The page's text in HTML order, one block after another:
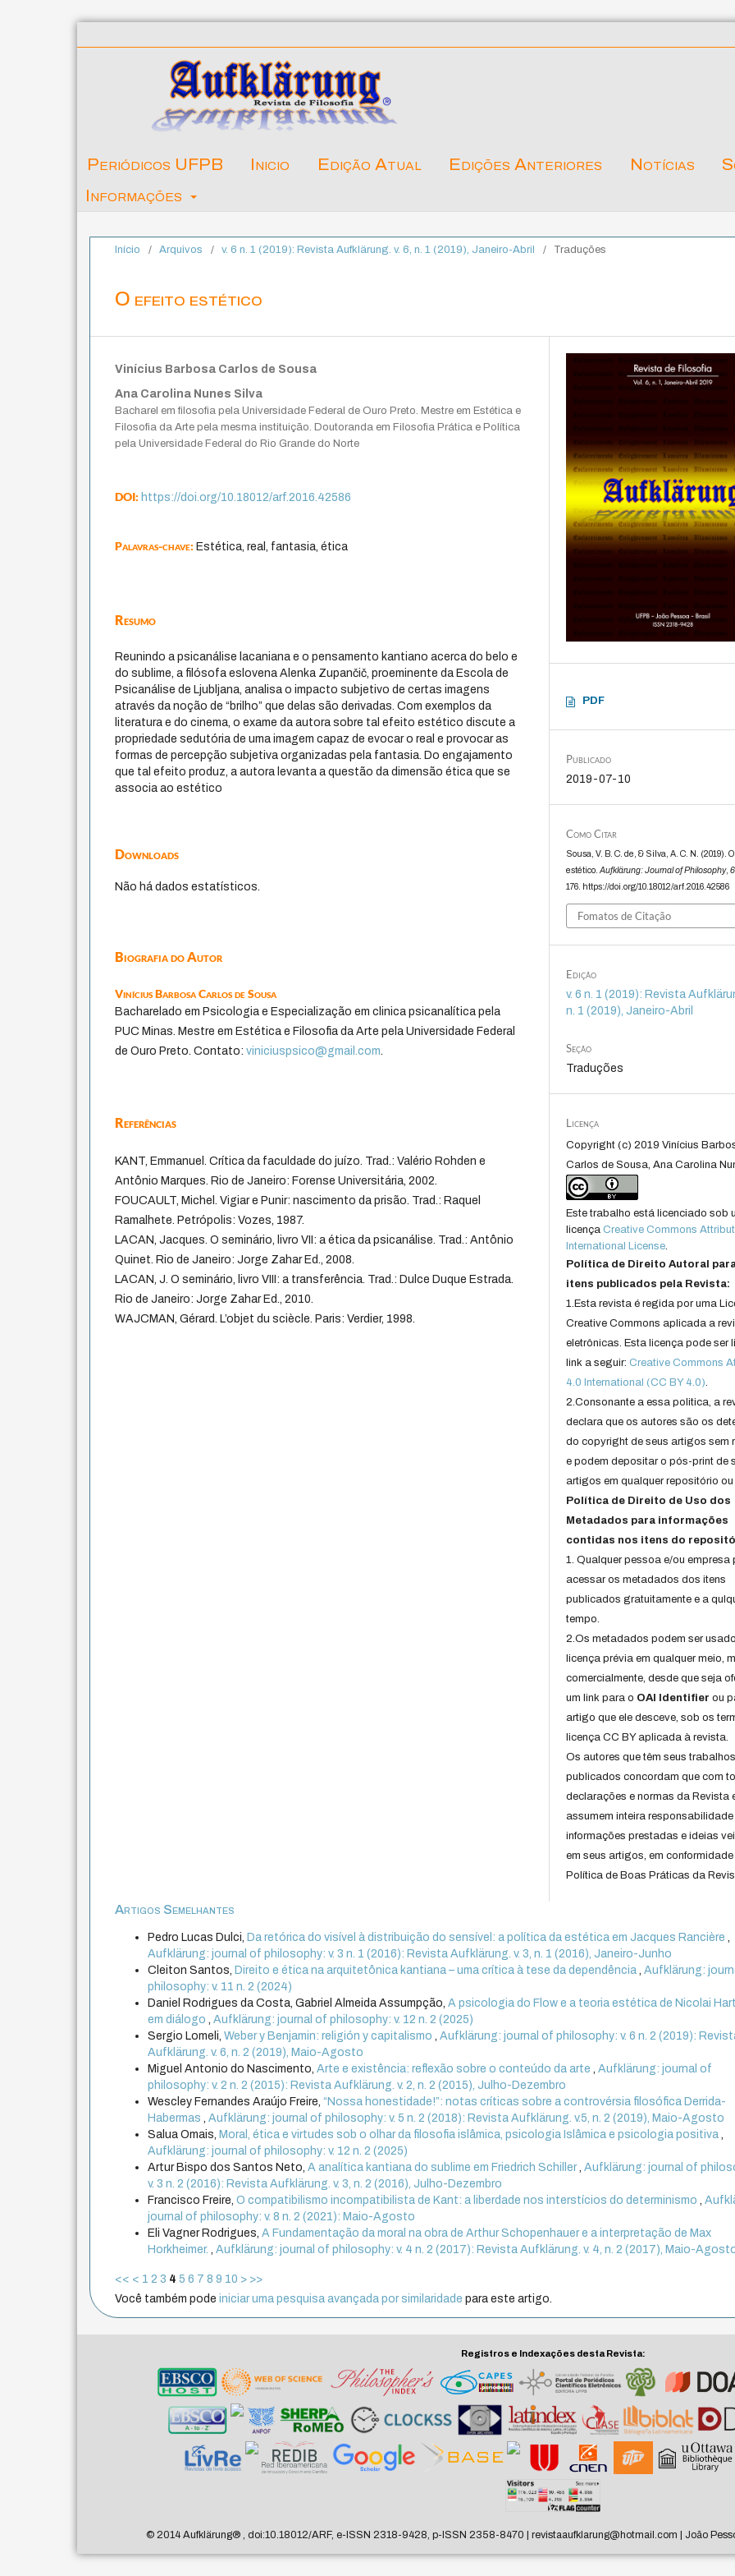
Periódicos UFPB Inicio Edição Atual Edições Anteriores Notícias
Informações
Início / Arquivos / v. 6 n. 1 (2019): Revista Aufklärung. v. 6, n. 1 (2019), Janeiro-Abril / Traduções
O efeito estético
Vinícius Barbosa Carlos de Sousa
Ana Carolina Nunes Silva
Bacharel em filosofia pela Universidade Federal de Ouro Preto. Mestre em Estética e
Filosofia da Arte pela mesma instituição. Doutoranda em Filosofia Prática e Política
pela Universidade Federal do Rio Grande do Norte
DOI:https://doi.org/10.18012/arf.2016.42586
Palavras-chave:Estética, real, fantasia, ética
Resumo
Reunindo a psicanálise lacaniana e o pensamento kantiano acerca do belo e
do sublime, a filósofa eslovena Alenka Zupančič, proeminente da Escola de
Psicanálise de Ljubljana, analisa o impacto subjetivo de certas imagens
através da noção de “brilho” que delas são derivadas. Com exemplos da
literatura e do cinema, o exame da autora sobre tal efeito estético discute a
propriedade sedutória de uma imagem capaz de evocar o real e provocar as
formas de percepção subjetiva organizadas pela fantasia. Do engajamento
que tal efeito produz, a autora levanta a questão da dimensão ética que se
associa ao estético
Downloads
Não há dados estatísticos.
Biografia do Autor
Vinícius Barbosa Carlos de Sousa
Bacharelado em Psicologia e Especialização em clinica psicanalítica pela
PUC Minas. Mestre em Estética e Filosofia da Arte pela Universidade Federal
de Ouro Preto. Contato:viniciuspsico@gmail.com
Referências
KANT, Emmanuel. Crítica da faculdade do juízo. Trad.: Valério Rohden e
Antônio Marques. Rio de Janeiro: Forense Universitária, 2002.
FOUCAULT, Michel. Vigiar e Punir: nascimento da prisão. Trad.: Raquel
Ramalhete. Petrópolis: Vozes, 1987.
LACAN, Jacques. O seminário, livro VII: a ética da psicanálise. Trad.: Antônio
Quinet. Rio de Janeiro: Jorge Zahar Ed., 2008.
LACAN, J. O seminário, livro VIII: a transferência. Trad.: Dulce Duque Estrada.
Rio de Janeiro: Jorge Zahar Ed., 2010.
WAJCMAN, Gérard. L’objet du sciècle. Paris: Verdier, 1998.
PDF
Publicado
2019-07-10
Como Citar
Sousa, V. B. C. de, & Silva, A. C. N. (2019).
estético.Aufklärung: Journal of Philosophy,6
176. https://doi.org/10.18012/arf.2016.42586
Fomatos de Citação
Edição
v. 6 n. 1 (2019): Revista
n. 1 (2019), Janeiro-Abril
Seção
Traduções
Licença
Copyright (c) 2019 Vinícius
Carlos de Sousa, Ana Carolina
Este trabalho está licenciado sob
licençaCreative Commons
International License.
Política de Direito Autoral
itens publicados pela Revista:
1.Esta revista é regida por uma
Creative Commons aplicada a
eletrônicas. Esta licença pode ser
link a seguir:Creative Commons
4.0 International (CC BY 4.0).
2.Consonante a essa politica, a
declara que os autores são os
do copyright de seus artigos sem
e podem depositar o pós-print de
artigos em qualquer repositório ou
Política de Direito de Uso dos
Metadados para informações
contidas nos itens do
1. Qualquer pessoa e/ou empresa
acessar os metadados dos itens
publicados gratuitamente e a
tempo.
2.Os metadados podem ser
licença prévia em qualquer meio,
comercialmente, desde que seja
um link para o OAI Identifier ou
artigo que ele desceve, sob os
licença CC BY aplicada à revista.
Os autores que têm seus trabalhos
publicados concordam que com
declarações e normas da Revista
assumem inteira responsabilidade
informações prestadas e ideias
em seus artigos, em
Política de Boas Práticas da
Artigos Semelhantes
Pedro Lucas Dulci, Da retórica do visível à distribuição do sensível: a política da estética em Jacques Rancière,
Aufklärung: journal of philosophy: v. 3 n. 1 (2016): Revista Aufklärung. v. 3, n. 1 (2016), Janeiro-Junho
Cleiton Santos, Direito e ética na arquitetônica kantiana – uma crítica à tese da dependência,Aufklärung:
philosophy: v. 11 n. 2 (2024)
Daniel Rodrigues da Costa, Gabriel Almeida Assumpção,A psicologia do Flow e a teoria estética de Nicolai
em diálogo,Aufklärung: journal of philosophy: v. 12 n. 2 (2025)
Sergio Lomeli,Weber y Benjamin: religión y capitalismo,Aufklärung: journal of philosophy: v. 6 n. 2 (2019):
Aufklärung. v. 6, n. 2 (2019), Maio-Agosto
Miguel Antonio do Nascimento,Arte e existência: reflexão sobre o conteúdo da arte,Aufklärung: journal of
philosophy: v. 2 n. 2 (2015): Revista Aufklärung. v. 2, n. 2 (2015), Julho-Dezembro
Wescley Fernandes Araújo Freire,“Nossa honestidade!”: notas críticas sobre a controvérsia filosófica Derrida-
Habermas,Aufklärung: journal of philosophy: v. 5 n. 2 (2018): Revista Aufklärung. v.5, n. 2 (2019), Maio-Agosto
Salua Omais, Moral, ética e virtudes sob o olhar da filosofia islâmica, psicologia Islâmica e psicologia positiva,
Aufklärung: journal of philosophy: v. 12 n. 2 (2025)
Artur Bispo dos Santos Neto,A analítica kantiana do sublime em Friedrich Schiller,Aufklärung: journal of
v. 3 n. 2 (2016): Revista Aufklärung. v. 3, n. 2 (2016), Julho-Dezembro
Francisco Freire,O compatibilismo incompatibilista de Kant: a liberdade nos interstícios do determinismo,
journal of philosophy: v. 8 n. 2 (2021): Maio-Agosto
Eli Vagner Rodrigues,A Fundamentação da moral na obra de Arthur Schopenhauer e a interpretação de Max
Horkheimer.,Aufklärung: journal of philosophy: v. 4 n. 2 (2017): Revista Aufklärung. v. 4, n. 2 (2017), Maio-
<< < 1 2 3 4 5 6 7 8 9 10 > >>
Você também podeiniciar uma pesquisa avançada por similaridade para este artigo.
Registros e Indexações desta Revista:
© 2014 Aufklärung®, doi:10.18012/ARF, e-ISSN 2318-9428, p-ISSN 2358-8470 | revistaaufklarung@hotmail.com | João